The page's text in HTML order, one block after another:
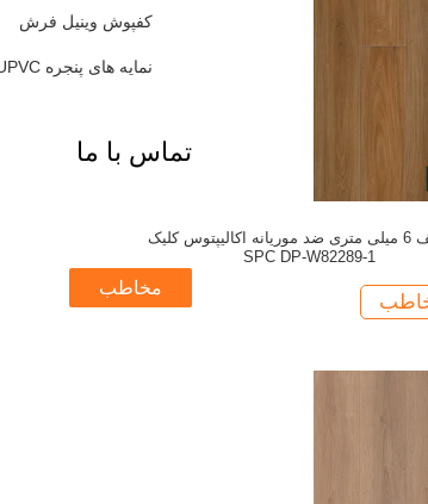
کفپوش وینیل فرش
نمایه های پنجره UPVC
تماس با ما
مخاطب
تخته کف 6 میلی متری ضد موریانه اکالیپتوس کلیک
SPC DP-W82289-1